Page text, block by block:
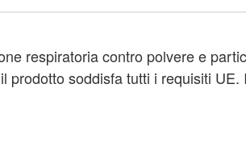
respiratoria contro polvere e
prodotto soddisfa tutti i requisiti UE.